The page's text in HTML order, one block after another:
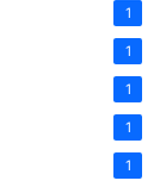
1
1
1
1
1